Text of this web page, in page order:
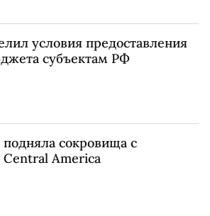
условия предоставления
субъектам РФ
сокровища с
Central America